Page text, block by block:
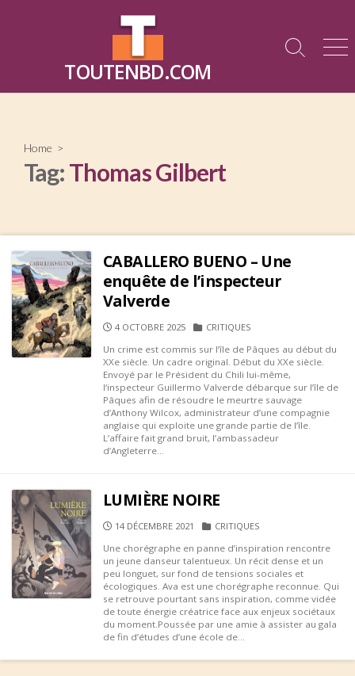
TOUTENBD.COM
Search
Home >
Tag:Thomas Gilbert
CABALLERO BUENO – Une
enquête de l’inspecteur
Valverde
PUBLISHED
4 OCTOBRE 2025 CATEGORIES
CRITIQUES
Un crime est commis sur l’île de Pâques au début du
XXe siècle. Un cadre original. Début du XXe siècle.
Envoyé par le Président du Chili lui-même,
l‘inspecteur Guillermo Valverde débarque sur l’île de
Pâques afin de résoudre le meurtre sauvage
d’Anthony Wilcox, administrateur d’une compagnie
anglaise qui exploite une grande partie de l’île.
L’affaire fait grand bruit, l’ambassadeur
d’Angleterre...
LUMIÈRE NOIRE
PUBLISHED
14 DÉCEMBRE 2021 CATEGORIES
CRITIQUES
Une chorégraphe en panne d’inspiration rencontre
un jeune danseur talentueux. Un récit dense et un
peu longuet, sur fond de tensions sociales et
écologiques. Ava est une chorégraphe reconnue. Qui
se retrouve pourtant sans inspiration, comme vidée
de toute énergie créatrice face aux enjeux sociétaux
du moment.Poussée par une amie à assister au gala
de fin d’études d’une école de...